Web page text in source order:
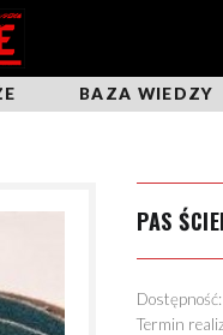
BAZA WIEDZY
PAS
Dostępność:
Termin